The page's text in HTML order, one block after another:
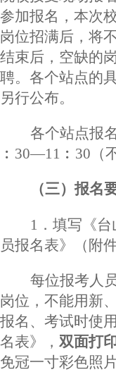
参加报名，本次
岗位招满后，将
结束后，空缺的
聘。各个站点的
另行公布。
各个站点报
︰ 30—11 ︰ 30（
（三）报名
1．填写《
员报名表》（附
每位报考人
岗位，不能用新
报名、考试时使
名表》， 双面打
免冠一寸彩色照